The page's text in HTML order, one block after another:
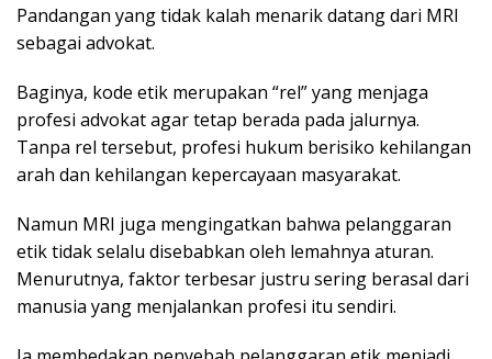
Pandangan yang tidak kalah menarik datang dari MRI
sebagai advokat.
Baginya, kode etik merupakan “rel” yang menjaga
profesi advokat agar tetap berada pada jalurnya.
Tanpa rel tersebut, profesi hukum berisiko kehilangan
arah dan kehilangan kepercayaan masyarakat.
Namun MRI juga mengingatkan bahwa pelanggaran
etik tidak selalu disebabkan oleh lemahnya aturan.
Menurutnya, faktor terbesar justru sering berasal dari
manusia yang menjalankan profesi itu sendiri.